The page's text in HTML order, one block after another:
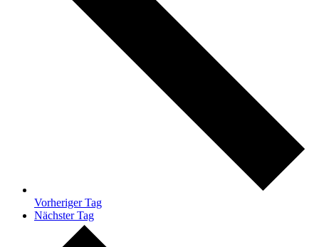
Vorheriger Tag
Nächster Tag